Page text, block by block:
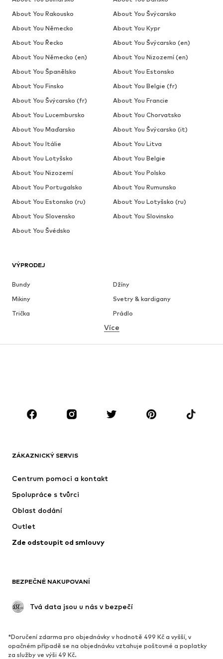
VÝPRODEJ
Bundy
Džíny
Mikiny
Svetry & kardigany
Trička
Prádlo
Košile
OBLEČENÍ
Bundy
Obleky & saka
Plavky
Příležitosti
Upcyklace
Nové
Kotníkové boty & kozačky
Polobotky
SPORT
Více
ZÁKAZNICKÝ SERVIS
Centrum pomoci a kontakt
Spolupráce s tvůrci
Oblast dodání
Outlet
Zde odstoupit od smlouvy
BEZPEČNÉ NAKUPOVANÍ
Tvá data jsou u nás v bezpečí
*Doručení zdarma pro objednávky v hodnotě 499 Kč a vyšší, v
opačném případě se na objednávku vztahuje poštovné a poplatky
za služby ve výši 49 Kč.
About You Rakousko
About You Švýcarsko
About You Německo
About You Kypr
About You Řecko
About You Švýcarsko (en)
About You Německo (en)
About You Nizozemí (en)
About You Španělsko
About You Estonsko
About You Finsko
About You Belgie (fr)
About You Švýcarsko (fr)
About You Francie
About You Lucembursko
About You Chorvatsko
About You Maďarsko
About You Švýcarsko (it)
About You Itálie
About You Litva
About You Lotyšsko
About You Belgie
About You Nizozemí
About You Polsko
About You Portugalsko
About You Rumunsko
About You Estonsko (ru)
About You Lotyšsko (ru)
About You Slovensko
About You Slovinsko
About You Švédsko